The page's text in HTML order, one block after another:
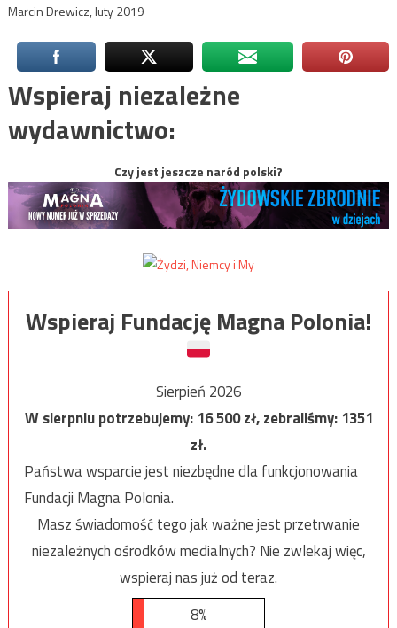
Marcin Drewicz, luty 2019
Wspieraj niezależne
wydawnictwo:
Czy jest jeszcze naród polski?
Wspieraj Fundację Magna Polonia!
Sierpień 2026
W sierpniu potrzebujemy:16 500zł, zebraliśmy:1351
zł.
Państwa wsparcie jest niezbędne dla funkcjonowania
Fundacji Magna Polonia.
Masz świadomość tego jak ważne jest przetrwanie
niezależnych ośrodków medialnych? Nie zwlekaj więc,
wspieraj nas już od teraz.
8%